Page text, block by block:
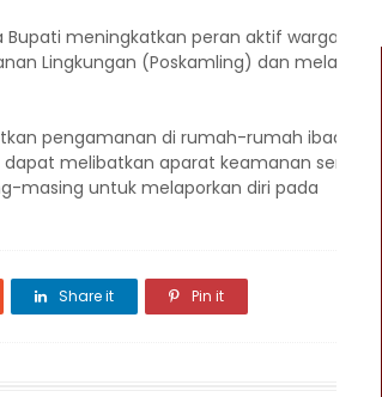
meningkatkan peran aktif warga
Lingkungan (Poskamling) dan melakukan
pengamanan di rumah-rumah ibadah
melibatkan aparat keamanan serta
masing untuk melaporkan diri pada
Share it Pin it